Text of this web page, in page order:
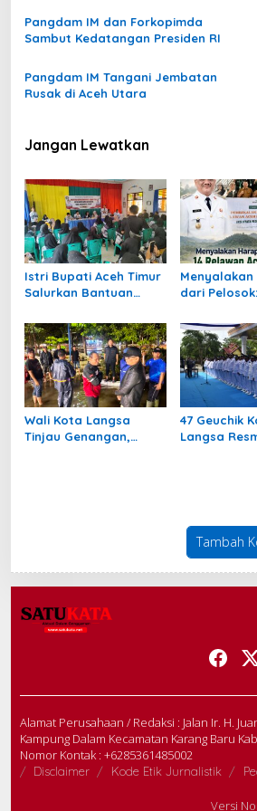
Pangdam IM dan Forkopimda
Sambut Kedatangan Presiden RI
Pangdam IM Tangani Jembatan
Rusak di Aceh Utara
Jangan Lewatkan
Istri Bupati Aceh Timur
Salurkan Bantuan
Terdampak Banjir di
Peureulak
dari Pelosok:
Mengajar
Pedalaman
Tamiang
Wali Kota Langsa
Tinjau Genangan,
47 Geuchik
Langsa
Tambah
Alamat Perusahaan / Redaksi : Jalan Ir. H.
Kampung Dalam Kecamatan Karang Baru
Nomor Kontak : +6285361485002
Disclaimer Kode Etik Jurnalistik
Versi